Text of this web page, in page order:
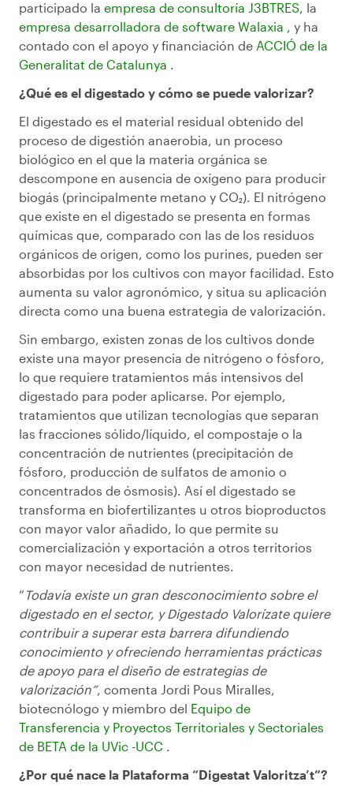
participado la empresa de consultoría J3BTRES, la
empresa desarrolladora de software Walaxia , y ha
contado con el apoyo y financiación de ACCIÓ de la
Generalitat de Catalunya .
¿Qué es el digestado y cómo se puede valorizar?
El digestado es el material residual obtenido del
proceso de digestión anaerobia, un proceso
biológico en el que la materia orgánica se
descompone en ausencia de oxígeno para producir
biogás (principalmente metano y CO₂). El nitrógeno
que existe en el digestado se presenta en formas
químicas que, comparado con las de los residuos
orgánicos de origen, como los purines, pueden ser
absorbidas por los cultivos con mayor facilidad. Esto
aumenta su valor agronómico, y situa su aplicación
directa como una buena estrategia de valorización.
Sin embargo, existen zonas de los cultivos donde
existe una mayor presencia de nitrógeno o fósforo,
lo que requiere tratamientos más intensivos del
digestado para poder aplicarse. Por ejemplo,
tratamientos que utilizan tecnologías que separan
las fracciones sólido/líquido, el compostaje o la
concentración de nutrientes (precipitación de
fósforo, producción de sulfatos de amonio o
concentrados de ósmosis). Así el digestado se
transforma en biofertilizantes u otros bioproductos
con mayor valor añadido, lo que permite su
comercialización y exportación a otros territorios
con mayor necesidad de nutrientes.
“ Todavía existe un gran desconocimiento sobre el
digestado en el sector, y Digestado Valorízate quiere
contribuir a superar esta barrera difundiendo
conocimiento y ofreciendo herramientas prácticas
de apoyo para el diseño de estrategias de
valorización”, comenta Jordi Pous Miralles,
biotecnólogo y miembro del Equipo de
Transferencia y Proyectos Territoriales y Sectoriales
de BETA de la UVic -UCC .
¿Por qué nace la Plataforma “Digestat Valoritza’t”?